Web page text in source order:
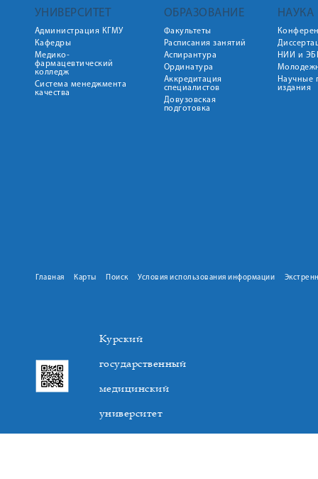
УНИВЕРСИТЕТ
Администрация КГМУ
Кафедры
Медико-
фармацевтический
колледж
Система менеджмента
качества
ОБРАЗОВАНИЕ
Факультеты
Расписания занятий
Аспирантура
Ординатура
Аккредитация
специалистов
Довузовская
подготовка
НАУКА
НИИ и
Научные
издания
Главная Карты Поиск Условия использования информации
Курский
государственный
медицинский
университет